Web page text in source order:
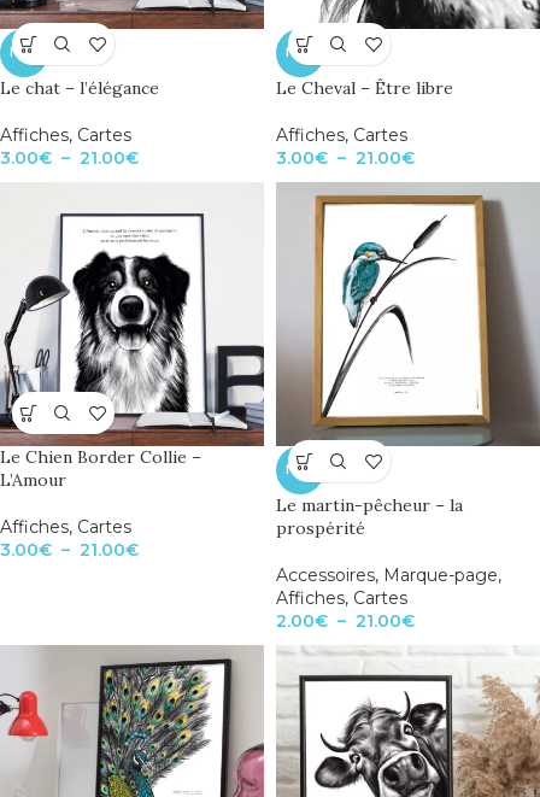
NEW
Le chat – l’élégance
Affiches, Cartes
3.00€ – 21.00€
NEW
Le Cheval – Être libre
Affiches, Cartes
3.00€ – 21.00€
Le Chien Border Collie –
L’Amour
Affiches, Cartes
3.00€ – 21.00€
NEW
Le martin-pêcheur – la
prospérité
Accessoires, Marque-page,
Affiches, Cartes
2.00€ – 21.00€